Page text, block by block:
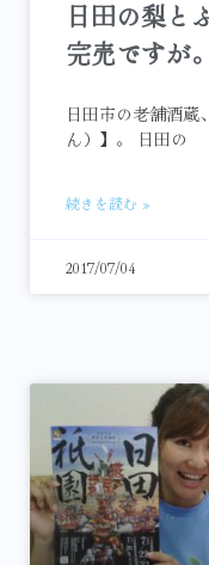
日田の梨と
完売ですが。
日田市の老舗酒蔵
ん）】。 日田の
続きを読む »
2017/07/04